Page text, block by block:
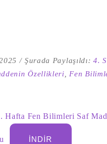
Şurada Paylaşıldı:4.
Özellikleri
Fen
Hafta Fen Bilimleri Saf
İNDIR